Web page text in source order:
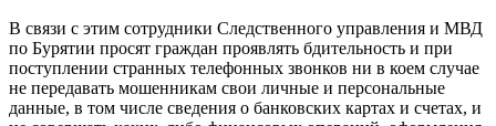
В связи с этим сотрудники Следственного управления и МВД
по Бурятии просят граждан проявлять бдительность и при
поступлении странных телефонных звонков ни в коем случае
не передавать мошенникам свои личные и персональные
данные, в том числе сведения о банковских картах и счетах, и